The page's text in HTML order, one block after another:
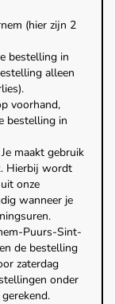
(hier zijn 2
bestelling in
alleen
voorhand,
bestelling in
maakt gebruik
Hierbij wordt
onze
wanneer je
Puurs-Sint-
de bestelling
zaterdag
onder